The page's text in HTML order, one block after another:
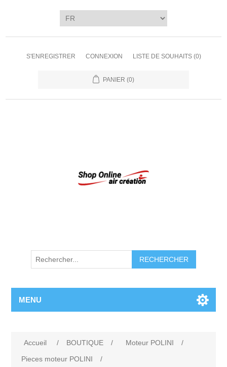
S'ENREGISTRER CONNEXION LISTE DE SOUHAITS (0)
PANIER (0)
RECHERCHER
MENU
Accueil / BOUTIQUE / Moteur POLINI
/
Pieces moteur POLINI
/